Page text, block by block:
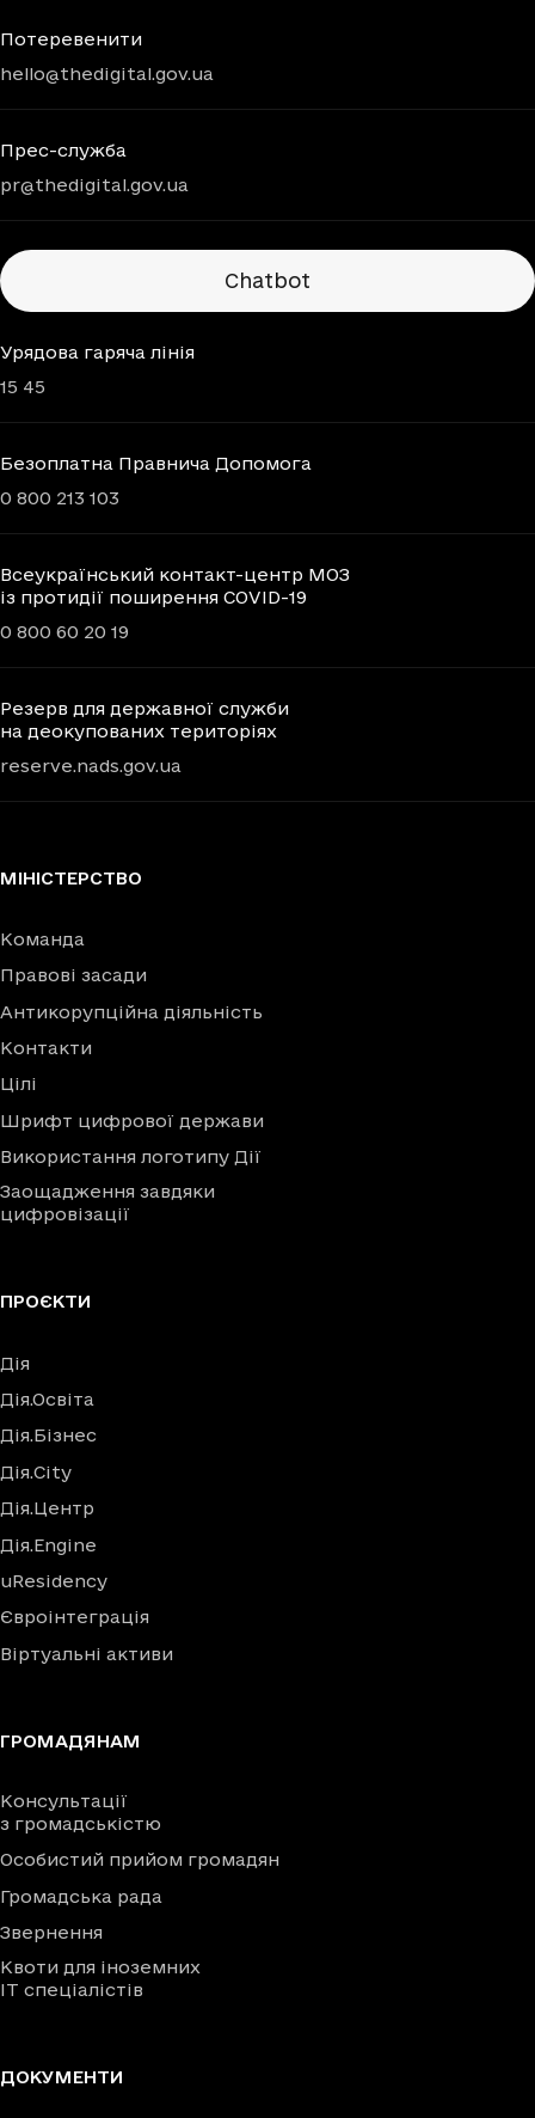
Потеревенити
hello@thedigital.gov.ua
Прес-служба
pr@thedigital.gov.ua
Chatbots
Chatbot
Урядова гаряча лінія
15 45
Безоплатна Правнича Допомога
0 800 213 103
Всеукраїнський контакт-центр МОЗ
із протидії поширення COVID-19
0 800 60 20 19
Резерв для державної служби
на деокупованих територіях
reserve.nads.gov.ua
МІНІСТЕРСТВО
Команда
Правові засади
Антикорупційна діяльність
Контакти
Цілі
Шрифт цифрової держави
Використання логотипу Дії
Заощадження завдяки
цифровізації
ПРОЄКТИ
Дія
Дія.Освіта
Дія.Бізнес
Дія.City
Дія.Центр
Дія.Engine
uResidency
Євроінтеграція
Віртуальні активи
ГРОМАДЯНАМ
Консультації
з громадськістю
Особистий прийом громадян
Громадська рада
Звернення
Квоти для іноземних
IT спеціалістів
ДОКУМЕНТИ